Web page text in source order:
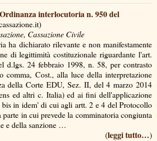
interlocutoria n. 950 del
Cassazione Civile
ha dichiarato rilevante e non manifestamente
di legittimità costituzionale riguardante l'art.
d.lgs. 24 febbraio 1998, n. 58, per contrasto
comma, Cost., alla luce della interpretazione
della Corte EDU, Sez. II, del 4 marzo 2014
ed altri c. Italia) ed ai fini dell'applicazione
in idem' di cui agli artt. 2 e 4 del Protocollo
in cui prevede la comminatoria congiunta
e della sanzione …
(leggi tutto…)